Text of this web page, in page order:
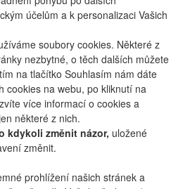
účelům a k personalizaci Vašich
soubory cookies. Některé z
nezbytné, o těch dalších můžete
na tlačítko Souhlasím nám dáte
cookies na webu, po kliknutí na
více informací o cookies a
některé z nich.
kdykoli změnit názor, uložené
změnit.
prohlížení našich stránek a
007 007 po - ne 8 - 21 hod.